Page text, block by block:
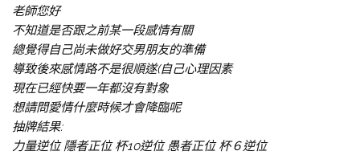
老師您好
不知道是否跟之前某一段感情有關
總覺得自己尚未做好交男朋友的準備
導致後來感情路不是很順遂(自己心理因素
現在已經快要一年都沒有對象
想請問愛情什麼時候才會降臨呢
抽牌結果:
力量逆位 隱者正位 杯10逆位 愚者正位 杯６逆位